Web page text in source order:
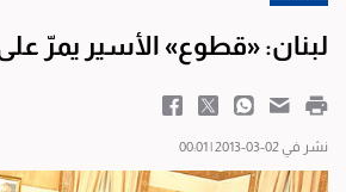
لبنان: «قطوع» الأسير يمرّ
نشر في 02-03-2013 | 00:01